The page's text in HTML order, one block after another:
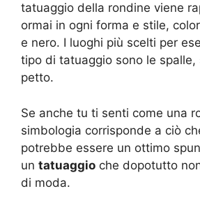
tatuaggio della rondine viene
ormai in ogni forma e stile,
e nero. I luoghi più scelti per
tipo di tatuaggio sono le spalle,
petto.
Se anche tu ti senti come una
simbologia corrisponde a ciò
potrebbe essere un ottimo
un tatuaggio che dopotutto
di moda.